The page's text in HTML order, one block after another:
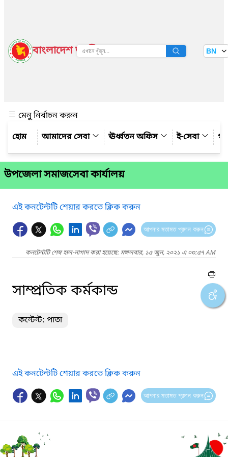
বাংলাদেশ জাতীয় তথ্য বাতায়ন BN
মেনু নির্বাচন করুন
আমাদের সেবা
ঊর্ধ্বতন অফিস ই-সেবা
উপজেলা সমাজসেবা কার্যালয়
এই কনটেন্টটি শেয়ার করতে ক্লিক করুন
আপনার মতামত প্রদান করুন
কনটেন্টটি শেষ হাল-নাগাদ করা হয়েছে: মঙ্গলবার, ১৫ জুন, ২০২১ এ ০৩:৫৭ AM
সাম্প্রতিক কর্মকান্ড
কন্টেন্ট: পাতা
এই কনটেন্টটি শেয়ার করতে ক্লিক করুন
আপনার মতামত প্রদান করুন